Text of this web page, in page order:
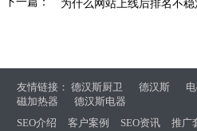
为什么网站上线后排名不稳
友情链接：德汉斯厨卫 德汉斯
磁加热器
德汉斯电器
SEO介绍
客户案例 SEO资讯 推广